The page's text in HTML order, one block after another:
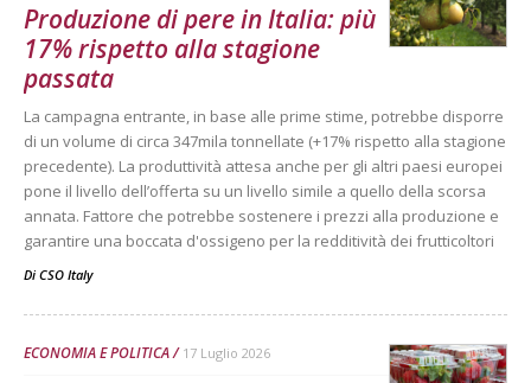
Produzione di pere in Italia: più
17% rispetto alla stagione
passata
La campagna entrante, in base alle prime stime, potrebbe disporre
di un volume di circa 347mila tonnellate (+17% rispetto alla stagione
precedente). La produttività attesa anche per gli altri paesi europei
pone il livello dell’offerta su un livello simile a quello della scorsa
annata. Fattore che potrebbe sostenere i prezzi alla produzione e
garantire una boccata d'ossigeno per la redditività dei frutticoltori
Di CSO Italy
ECONOMIA E POLITICA 17 Luglio 2026